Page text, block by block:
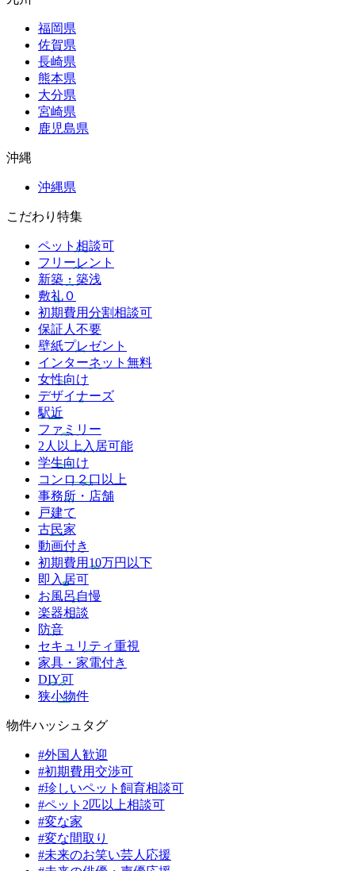
福岡県
佐賀県
長崎県
熊本県
大分県
宮崎県
鹿児島県
沖縄
沖縄県
こだわり特集
ペット相談可
フリーレント
新築・築浅
敷礼０
初期費用分割相談可
保証人不要
壁紙プレゼント
インターネット無料
女性向け
デザイナーズ
駅近
ファミリー
2人以上入居可能
学生向け
コンロ２口以上
事務所・店舗
戸建て
古民家
動画付き
初期費用10万円以下
即入居可
お風呂自慢
楽器相談
防音
セキュリティ重視
家具・家電付き
DIY可
狭小物件
物件ハッシュタグ
#外国人歓迎
#初期費用交渉可
#珍しいペット飼育相談可
#ペット2匹以上相談可
#変な家
#変な間取り
#未来のお笑い芸人応援